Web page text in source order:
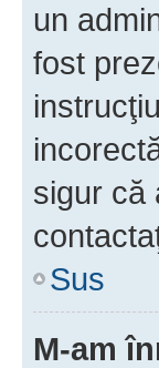
un
fost
sigur că
Sus
M-am